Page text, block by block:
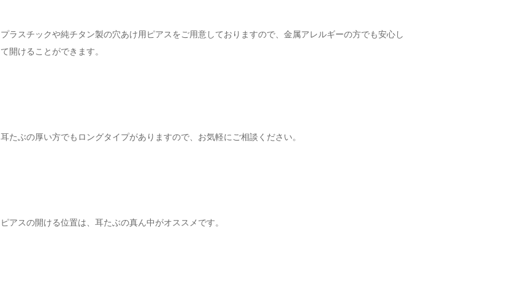
プラスチックや純チタン製の穴あけ用ピアスをご用意しておりますので、金属アレルギーの方でも安心し
て開けることができます。
耳たぶの厚い方でもロングタイプがありますので、お気軽にご相談ください。
ピアスの開ける位置は、耳たぶの真ん中がオススメです。